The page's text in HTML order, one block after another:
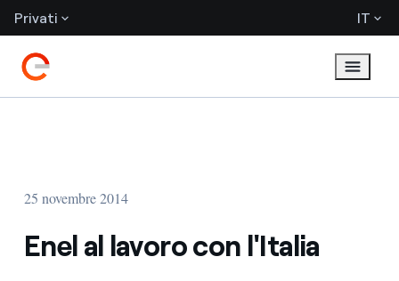
Privati IT
25 novembre 2014
Enel al lavoro con l'Italia